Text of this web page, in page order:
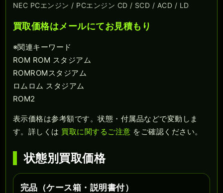
NEC PCエンジン / PCエンジン CD / SCD / ACD / LD
買取価格はメールにてお見積もり
※関連キーワード
ROM ROM スタジアム
ROMROMスタジアム
ロムロム スタジアム
ROM2
表示価格は参考額です。状態・付属品などで変動しま
す。詳しくは 買取に関するご注意 をご確認ください。
状態別買取価格
完品（ケース箱・説明書付）